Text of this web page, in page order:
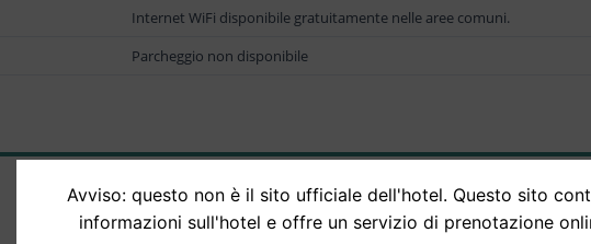
Internet WiFi disponibile gratuitamente nelle aree comuni.
Parcheggio non disponibile
Avviso: questo non è il sito ufficiale dell'hotel. Questo sito
informazioni sull'hotel e offre un servizio di prenotazione